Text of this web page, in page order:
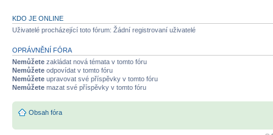
KDO JE ONLINE
Uživatelé procházející toto fórum: Žádní registrovaní uživatelé
OPRÁVNĚNÍ FÓRA
Nemůžete zakládat nová témata v tomto fóru
Nemůžete odpovídat v tomto fóru
Nemůžete upravovat své příspěvky v tomto fóru
Nemůžete mazat své příspěvky v tomto fóru
Obsah fóra